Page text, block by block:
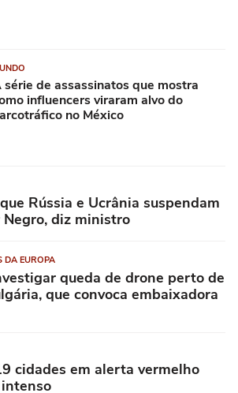
série de assassinatos que mostra
influencers viraram alvo do
no México
Rússia e Ucrânia suspendam
diz ministro
DA EUROPA
queda de drone perto de
que convoca embaixadora
cidades em alerta vermelho